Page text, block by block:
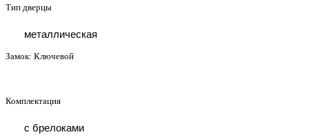
Тип дверцы
металлическая
Замок: Ключевой
Комплектация
с брелоками